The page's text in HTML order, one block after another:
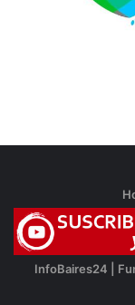
InfoBaires24 |